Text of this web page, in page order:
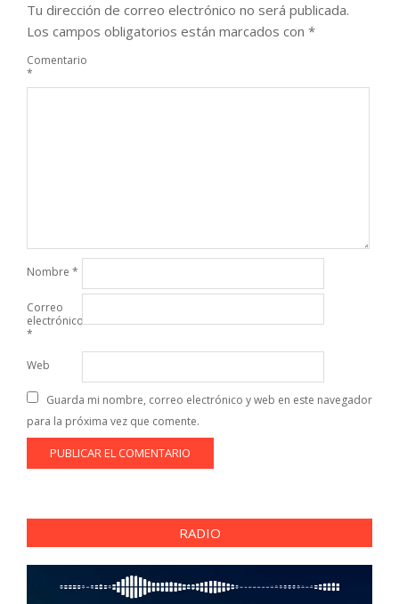
Tu dirección de correo electrónico no será publicada.
Los campos obligatorios están marcados con *
Comentario
*
Nombre *
Correo
electrónico
*
Web
Guarda mi nombre, correo electrónico y web en este navegador
para la próxima vez que comente.
RADIO